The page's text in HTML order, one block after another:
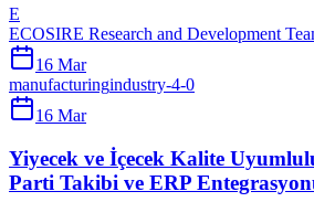
E
ECOSIRE Research and Development
16 Mar
manufacturingindustry-4-0
16 Mar
Yiyecek ve İçecek Kalite
Parti Takibi ve ERP